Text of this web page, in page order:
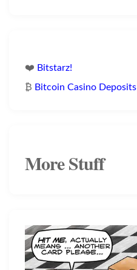
❤️ Bitstarz!
₿ Bitcoin Casino Deposits
More Stuff